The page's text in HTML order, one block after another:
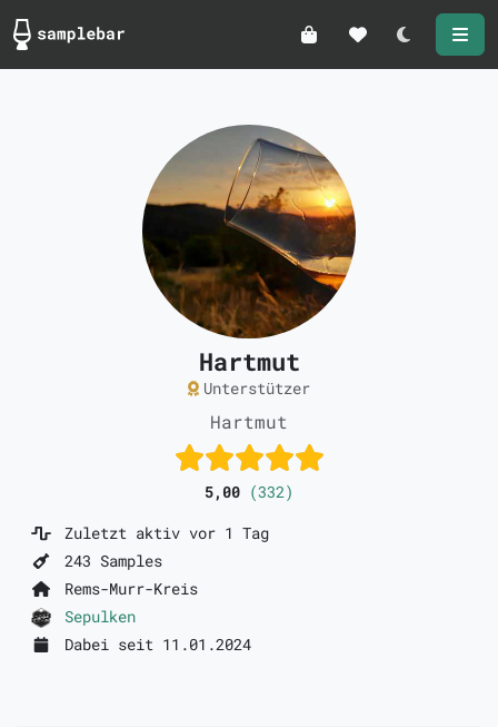
Darkmode
Hartmut
Unterstützer
Hartmut
5,00 (332)
Zuletzt aktiv vor 1 Tag
243 Samples
Rems-Murr-Kreis
Sepulken
Dabei seit 11.01.2024